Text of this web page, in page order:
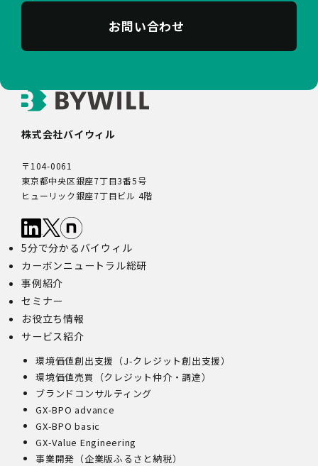
お問い合わせ
株式会社バイウィル
〒104-0061
東京都中央区銀座7丁目3番5号
ヒューリック銀座7丁目ビル 4階
5分で分かるバイウィル
カーボンニュートラル総研
事例紹介
セミナー
お役立ち情報
サービス紹介
環境価値創出支援（J-クレジット創出支援）
環境価値売買（クレジット仲介・調達）
ブランドコンサルティング
GX-BPO advance
GX-BPO basic
GX-Value Engineering
事業開発（企業版ふるさと納税）